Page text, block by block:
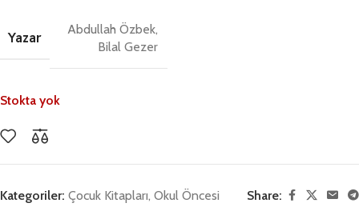
Yazar
Abdullah Özbek,
Bilal Gezer
Stokta yok
Kategoriler: Çocuk Kitapları, Okul Öncesi Share: